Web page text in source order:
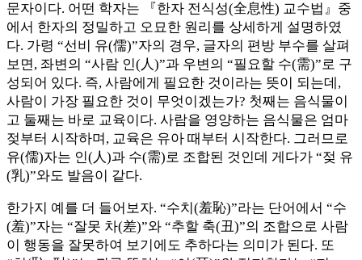
문자이다. 어떤 학자는 『한자 전식성(全息性) 교수법』중
에서 한자의 정밀하고 오묘한 원리를 상세하게 설명하였
다. 가령 “선비 유(儒)”자의 경우, 글자의 편방 부수를 살펴
보면, 좌변의 “사람 인(人)”과 우변의 “필요할 수(需)”로 구
성되어 있다. 즉, 사람에게 필요한 것이라는 뜻이 되는데,
사람이 가장 필요한 것이 무엇이겠는가? 첫째는 음식물이
고 둘째는 바로 교육이다. 사람을 영양하는 음식물은 엄마
젖부터 시작하며, 교육은 유아 때부터 시작한다. 그러므로
유(儒)자는 인(人)과 수(需)로 조합된 것인데 게다가 “젖 유
(乳)”와도 발음이 같다.
한가지 예를 더 들어보자. “수치(羞恥)”라는 단어에서 “수
(羞)”자는 “잘못 차(差)”와 “추할 축(丑)”의 조합으로 사람
이 행동을 잘못하여 보기에도 추하다는 의미가 된다. 또